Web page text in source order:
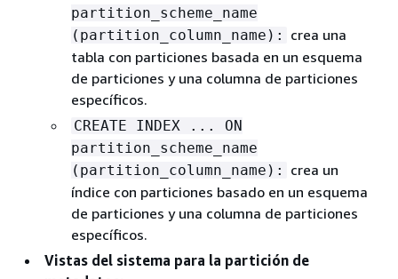
partition_scheme_name
(partition_column_name):
crea una
tabla con particiones basada en un esquema
de particiones y una columna de particiones
específicos.
CREATE INDEX ... ON
partition_scheme_name
(partition_column_name):
crea un
índice con particiones basado en un esquema
de particiones y una columna de particiones
específicos.
Vistas del sistema para la partición de